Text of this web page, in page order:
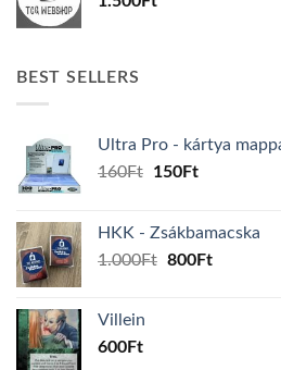
BEST SELLERS
Ultra Pro - kártya
160Ft
Original
160Ft.
150FtCurrent
150Ft.
HKK - Zsákbamacska
1.000Ft Original
800FtCurrent
Villein
600Ft